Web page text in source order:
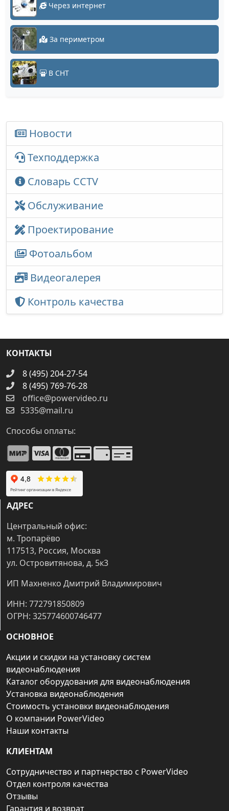
Через интернет
За периметром
В СНТ
Новости
Техподдержка
Словарь CCTV
Обслуживание
Проектирование
Фотоальбом
Видеогалерея
Контроль качества
КОНТАКТЫ
8 (495) 204-27-54
8 (495) 769-76-28
office@powervideo.ru
5335@mail.ru
Способы оплаты:
АДРЕС
Центральный офис:
м. Тропарёво
117513, Россия, Москва
ул. Островитянова, д. 5к3
ИП Махненко Дмитрий Владимирович
ИНН: 772791850809
ОГРН: 325774600746477
ОСНОВНОЕ
Акции и скидки на установку систем
видеонаблюдения
Каталог оборудования для видеонаблюдения
Установка видеонаблюдения
Стоимость установки видеонаблюдения
О компании PowerVideo
Наши контакты
КЛИЕНТАМ
Сотрудничество и партнерство с PowerVideo
Отдел контроля качества
Отзывы
Гарантия и возврат